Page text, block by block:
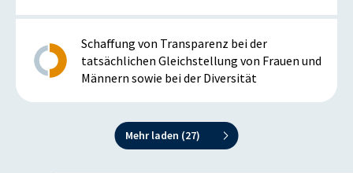
Schaffung von Transparenz bei der
tatsächlichen Gleichstellung von Frauen und
Männern sowie bei der Diversität
Mehr laden (27)